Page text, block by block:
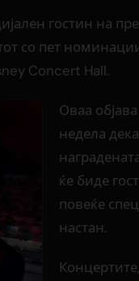
гостин на
со пет
Concert Hall.
Оваа
недела
ќе биде
повеќе
настан.